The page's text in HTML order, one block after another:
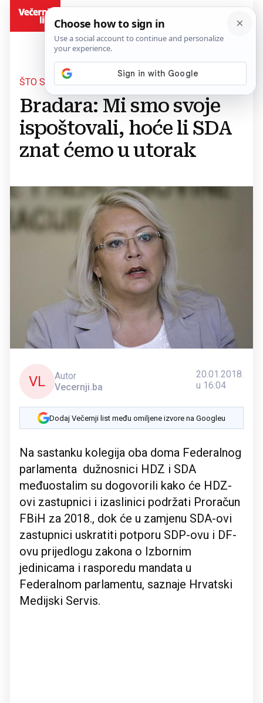
ŠTO SU DOGOVORILI HDZ I SDA?
Bradara: Mi smo svoje
ispoštovali, hoće li SDA
znat ćemo u utorak
VL
Autor
Vecernji.ba
20.01.2018.
u 16:04
Dodaj Večernji list među omiljene izvore na Googleu
Na sastanku kolegija oba doma Federalnog
parlamenta dužnosnici HDZ i SDA
međuostalim su dogovorili kako će HDZ-
ovi zastupnici i izaslinici podržati Proračun
FBiH za 2018., dok će u zamjenu SDA-ovi
zastupnici uskratiti potporu SDP-ovu i DF-
ovu prijedlogu zakona o Izbornim
jedinicama i rasporedu mandata u
Federalnom parlamentu, saznaje Hrvatski
Medijski Servis.